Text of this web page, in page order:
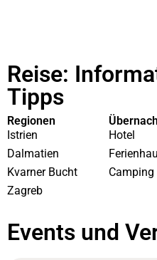
Reise:
Tipps
Regionen
Istrien
Dalmatien
Kvarner Bucht
Zagreb
Hotel
Camping
Events und